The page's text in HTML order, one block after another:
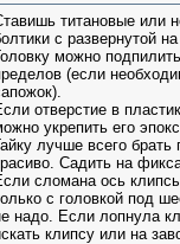
титановые или
с развернутой
можно
(если
отверстие в
укрепить его
лучше всего
Садить на
сломана ось
с головкой под
надо. Если лопнула
клипсу или на